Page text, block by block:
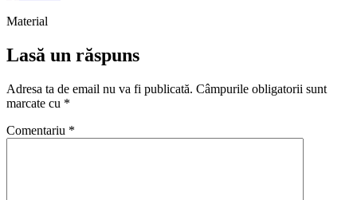
Material
Lasă un răspuns
Adresa ta de email nu va fi publicată. Câmpurile obligatorii sunt
marcate cu *
Comentariu *